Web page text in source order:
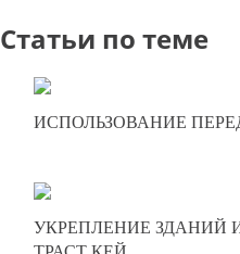
Статьи по теме
ИСПОЛЬЗОВАНИЕ
0
УКРЕПЛЕНИЕ ЗДАНИЙ